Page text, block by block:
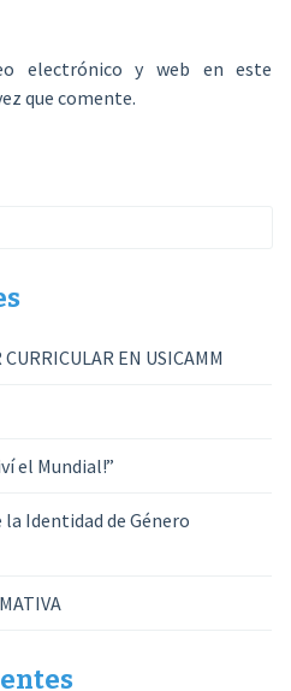
electrónico y web en este
que comente.
EN USICAMM
el Mundial!”
Identidad de Género